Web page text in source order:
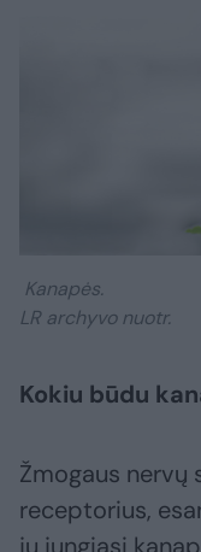
Kanapės.
LR archyvo nuotr.
Kokiu būdu
Žmogaus
receptorius,
jų jungiasi